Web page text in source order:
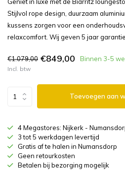
Stijlvol rope design, duurzaam
kussens zorgen voor een
relaxcomfort. Wij geven 5 jaar
€1.079,00 €849,00 Binnen 3-5
Incl. btw
Toevoegen aan
4 Megastores: Nijkerk -
3 tot 5 werkdagen levertijd
Gratis af te halen in Numansdorp
Geen retourkosten
Betalen bij bezorging mogelijk